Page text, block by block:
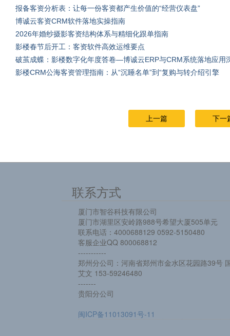
报备客资分析表：让每一份客资都产生价值的“经营仪表盘”
博诚云客资CRM软件落地实操指南
2026年婚纱摄影客资结构体系与精细化跟单指南
影楼春节后开工：客资软件高效运维要点
破茧成蝶：影楼数字化年度答卷—博诚云ERP与CRM系统落地应用
影楼CRM公海客资管理指南：从“沉睡名单”到“复购与转介绍引擎
上一篇 下一
联系方式
厦门市智谷科技有限公司
厦门市湖里区安岭路988号希望大厦505单元
联系电话：4000688129 0592-5150480
客服企业QQ 800068812
-----------
郑州分公司：河南省郑州市金水区花园路39号
艾文 153-59246480
-------
贵阳分公司
闽ICP备11013091号-11